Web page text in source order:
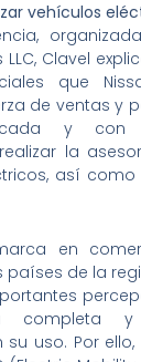
vehículos
LLC, Clavel
que
de ventas y
y con
la
así
en
países de la
completa y
su uso. Por